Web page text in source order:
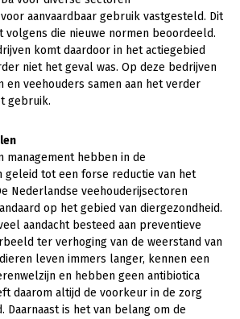
en zomerbloemen
aanvaardbaar gebruik vastgesteld. Dit
volgens die nieuwe normen beoordeeld.
komt daardoor in het actiegebied
niet het geval was. Op deze bedrijven
en veehouders samen aan het verder
gebruik.
management hebben in de
geleid tot een forse reductie van het
Nederlandse veehouderijsectoren
op het gebied van diergezondheid.
aandacht besteed aan preventieve
ter verhoging van de weerstand van
leven immers langer, kennen een
en hebben geen antibiotica
daarom altijd de voorkeur in de zorg
Daarnaast is het van belang om de